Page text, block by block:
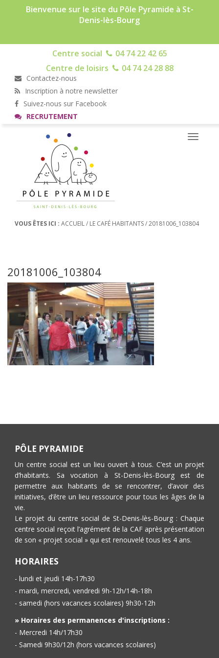
Bienvenue sur le site du Pôle Pyramide à St-
Denis-lès-Bourg
Centre social
04 74 22 42 65
Centre de loisirs
04 74 24 28 88
Contactez-nous
Inscription à notre newsletter
Suivez-nous sur Facebook
RECRUTEMENT
Toggle
VOUS ÊTES ICI : ACCUEIL/ LE CAFÉ HABITANTS/20181006_103804
20181006_103804
PÔLE PYRAMIDE
Un centre social est un lieu ouvert à tous. C’est un projet
d’habitants. Sa vocation à St-Denis-lès-Bourg est de
permettre aux habitants de se rencontrer, d’avoir des
initiatives, d’être un lieu ressource pour tous les âges de la
vie.
Le projet du centre social de St-Denis-lès-Bourg : Chaque
centre social reçoit l’agrément de la CAF après présentation
de son « projet social » qui est renouvelé tous les 4 ans.
HORAIRES
- lundi et jeudi 14h-17h30
- mardi, mercredi, vendredi 9h-12h/14h-18h
- samedi (hors vacances scolaires) 9h30-12h
» Horaires des permanences d'inscriptions :
- Mercredi 14h/17h30
- Samedi 9h30/12h (hors vacances scolaires)